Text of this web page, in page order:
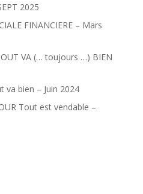
2025
FINANCIERE – Mars
VA (… toujours …) BIEN
va bien – Juin 2024
Tout est vendable –